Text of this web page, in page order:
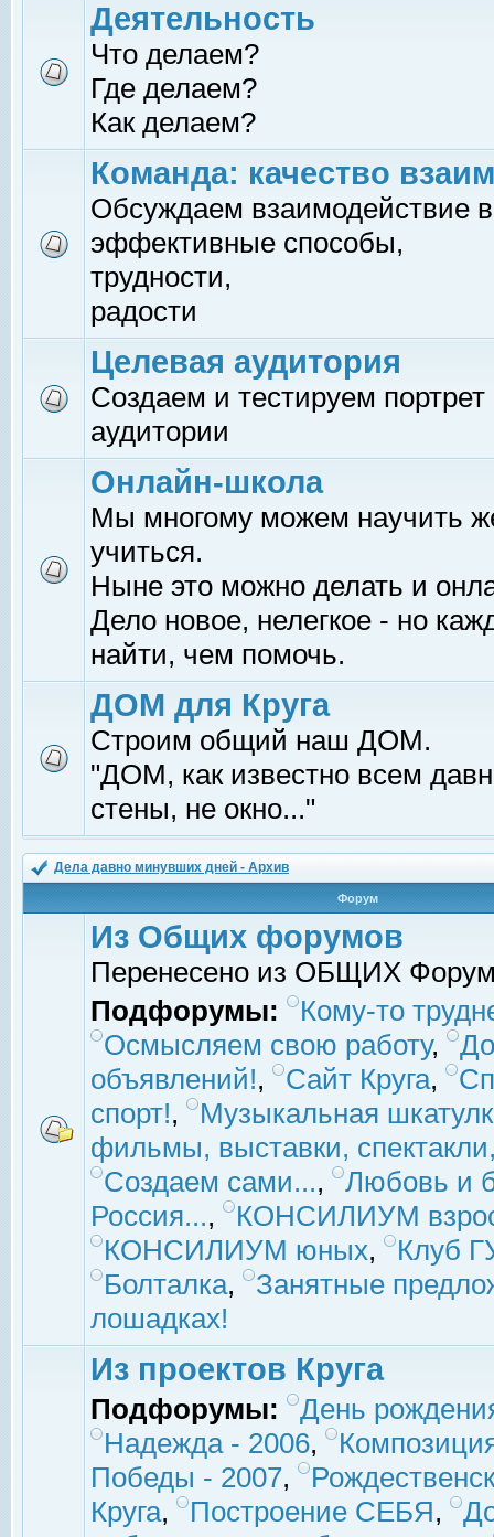
Деятельность
Что делаем?
Где делаем?
Как делаем?
Команда: качество
Обсуждаем взаимодействие
эффективные способы,
трудности,
радости
Целевая аудитория
Создаем и тестируем
аудитории
Онлайн-школа
Мы многому можем научить
учиться.
Ныне это можно делать и
Дело новое, нелегкое - но
найти, чем помочь.
ДОМ для Круга
Строим общий наш ДОМ.
"ДОМ, как известно всем
стены, не окно..."
Дела давно минувших дней - Архив
Форум
Из Общих форумов
Перенесено из ОБЩИХ
Подфорумы:
Кому-то
Осмысляем свою работу,
объявлений!, Сайт Круга,
спорт!,
Музыкальная
фильмы, выставки,
Создаем сами...,
Любовь и
Россия...,
КОНСИЛИУМ
КОНСИЛИУМ юных,
Клуб
Болталка,
Занятные
лошадках!
Из проектов Круга
Подфорумы:
День
Надежда - 2006,
Победы - 2007,
Круга, Построение СЕБЯ,